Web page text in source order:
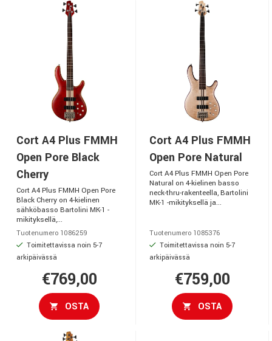
Cort A4 Plus FMMH
Open Pore Black
Cherry
Cort A4 Plus FMMH Open Pore
Black Cherry on 4-kielinen
sähköbasso Bartolini MK-1 -
mikityksellä,...
Tuotenumero 1086259
Toimitettavissa noin 5-7
arkipäivässä
€769,00
OSTA
Cort A4 Plus FMMH
Open Pore Natural
Cort A4 Plus FMMH Open Pore
Natural on 4-kielinen basso
neck-thru-rakenteella, Bartolini
MK-1 -mikityksellä ja...
Tuotenumero 1085376
Toimitettavissa noin 5-7
arkipäivässä
€759,00
OSTA